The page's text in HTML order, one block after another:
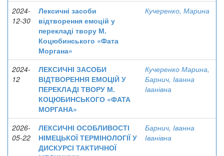
2024-
12-30
Лексичні засоби
відтворення емоцій у
перекладі твору М.
Коцюбинського «Фата
Моргана»
Кучеренко, Марина
2024-
12
ЛЕКСИЧНІ ЗАСОБИ
ВІДТВОРЕННЯ ЕМОЦІЙ У
ПЕРЕКЛАДІ ТВОРУ М.
КОЦЮБИНСЬКОГО «ФАТА
МОРГАНА»
Кучеренко Марина,
Барнич, Іванна
Іванівна
2026-
05-22
ЛЕКСИЧНІ ОСОБЛИВОСТІ
НІМЕЦЬКОЇ ТЕРМІНОЛОГІЇ У
ДИСКУРСІ ТАКТИЧНОЇ
Барнич, Іванна
Іванівна